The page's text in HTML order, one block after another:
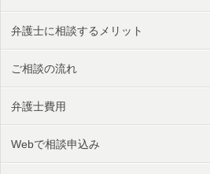
弁護士に相談するメリット
ご相談の流れ
弁護士費用
Webで相談申込み